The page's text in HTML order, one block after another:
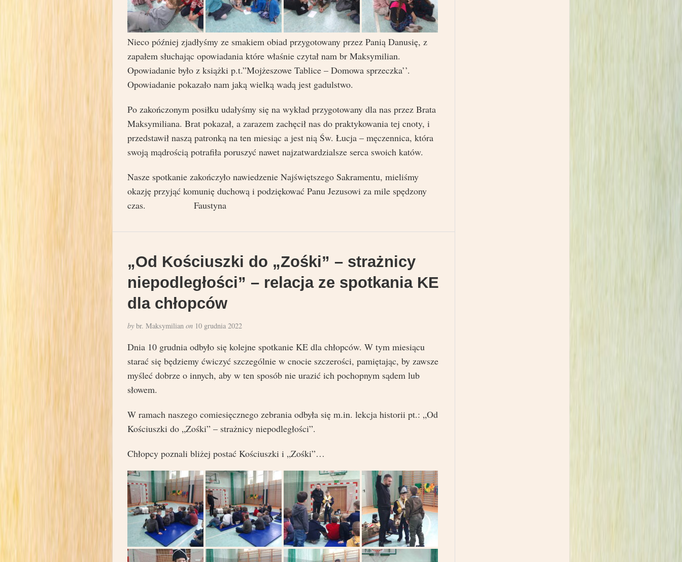
Nieco później zjadłyśmy ze smakiem obiad przygotowany przez Panią Danusię, z
zapałem słuchając opowiadania które właśnie czytał nam br Maksymilian.
Opowiadanie było z książki p.t.”Mojżeszowe Tablice – Domowa sprzeczka’’.
Opowiadanie pokazało nam jaką wielką wadą jest gadulstwo.
Po zakończonym posiłku udałyśmy się na wykład przygotowany dla nas przez Brata
Maksymiliana. Brat pokazał, a zarazem zachęcił nas do praktykowania tej cnoty, i
przedstawił naszą patronką na ten miesiąc a jest nią Św. Łucja – męczennica, która
swoją mądrością potrafiła poruszyć nawet najzatwardzialsze serca swoich katów.
Nasze spotkanie zakończyło nawiedzenie Najświętszego Sakramentu, mieliśmy
okazję przyjąć komunię duchową i podziękować Panu Jezusowi za mile spędzony
czas. Faustyna
„Od Kościuszki do „Zośki” – strażnicy
niepodległości” – relacja ze spotkania KE
dla chłopców
bybr. Maksymilian on10 grudnia 2022
Dnia 10 grudnia odbyło się kolejne spotkanie KE dla chłopców. W tym miesiącu
starać się będziemy ćwiczyć szczególnie w cnocie szczerości, pamiętając, by zawsze
myśleć dobrze o innych, aby w ten sposób nie urazić ich pochopnym sądem lub
słowem.
W ramach naszego comiesięcznego zebrania odbyła się m.in. lekcja historii pt.: „Od
Kościuszki do „Zośki” – strażnicy niepodległości”.
Chłopcy poznali bliżej postać Kościuszki i „Zośki”…